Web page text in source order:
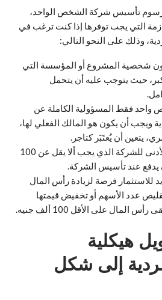
تأسيس شركة الشخص الواحد،
التي يجب توفرها إذا كنت ترغب في
وذلك على النحو التالي:
شخصية المشروع أو المؤسسة التي
أو أكبر، حيث يتوجب عليه أن يتحمل
فقط المسؤولية الكاملة عن
ويجب أن يكون هو المالك الفعلي لها،
يتعين أن يُعتَبَر كتاجر.
كمبلغ رأس المال الأدنى للشركة الذي يجب ألا يقل عن 100
يدفع عند تأسيس الشركة.
للاستثمار فرصة لزيادة رأس المال
عدد الأسهم أو تخفيض قيمتها
المال على الأقل 100 ألف جنيه.
هيكلية
إلى شكل